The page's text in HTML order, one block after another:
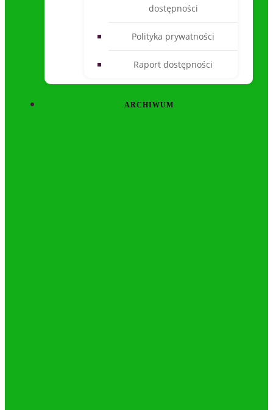
dostępności
Polityka prywatności
Raport dostępności
ARCHIWUM